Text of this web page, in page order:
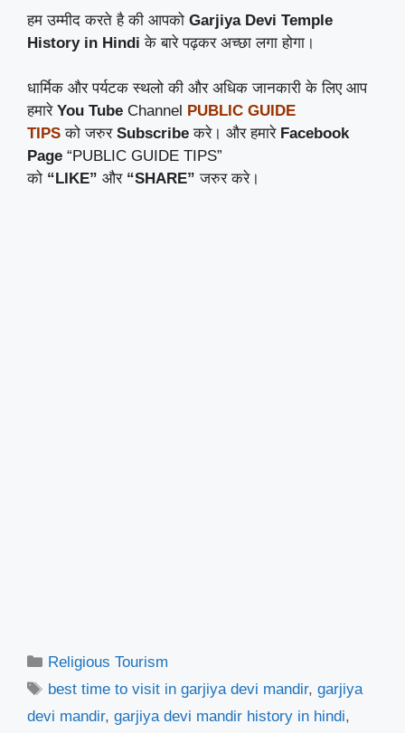
हम उम्मीद करते है की आपको Garjiya Devi Temple
History in Hindi के बारे पढ़कर अच्छा लगा होगा।
धार्मिक और पर्यटक स्थलो की और अधिक जानकारी के लिए आप
हमारे You Tube Channel PUBLIC GUIDE
TIPS को जरुर Subscribeकरे। और हमारे Facebook
Page “PUBLIC GUIDE TIPS”
को “LIKE” और “SHARE”जरुर करे।
Categories
Religious Tourism
Tags
best time to visit in garjiya devi mandir,garjiya
devi mandir, garjiya devi mandir history in hindi,